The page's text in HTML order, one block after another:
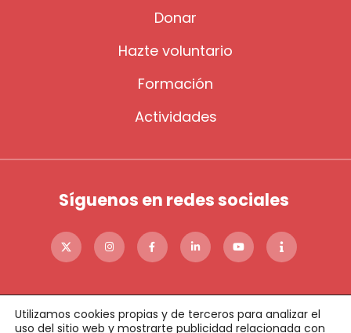
Donar
Hazte voluntario
Formación
Actividades
Síguenos en redes sociales
Utilizamos cookies propias y de terceros para analizar el
uso del sitio web y mostrarte publicidad relacionada con